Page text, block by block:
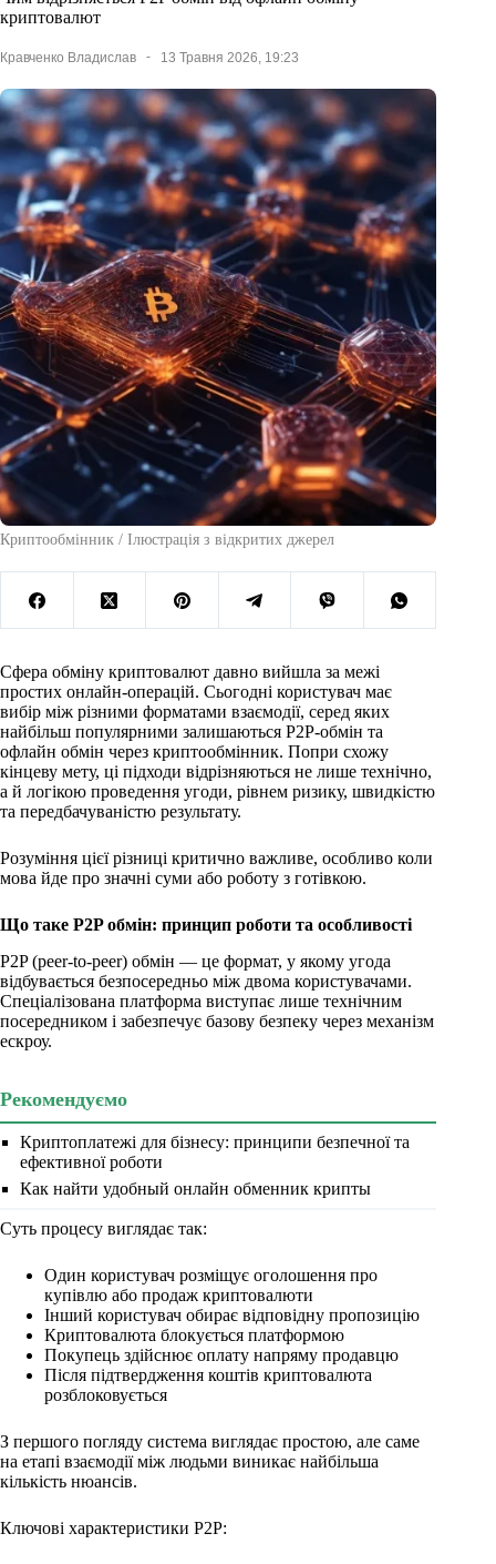
криптовалют
Кравченко Владислав 13 Травня 2026, 19:23
Криптообмінник / Ілюстрація з відкритих джерел
Сфера обміну криптовалют давно вийшла за межі
простих онлайн-операцій. Сьогодні користувач має
вибір між різними форматами взаємодії, серед яких
найбільш популярними залишаються P2P-обмін та
офлайн обмін через криптообмінник. Попри схожу
кінцеву мету, ці підходи відрізняються не лише технічно,
а й логікою проведення угоди, рівнем ризику, швидкістю
та передбачуваністю результату.
Розуміння цієї різниці критично важливе, особливо коли
мова йде про значні суми або роботу з готівкою.
Що таке P2P обмін: принцип роботи та особливості
P2P (peer-to-peer) обмін — це формат, у якому угода
відбувається безпосередньо між двома користувачами.
Спеціалізована платформа виступає лише технічним
посередником і забезпечує базову безпеку через механізм
ескроу.
Рекомендуємо
Криптоплатежі для бізнесу: принципи безпечної та
ефективної роботи
Как найти удобный онлайн обменник крипты
Суть процесу виглядає так:
Один користувач розміщує оголошення про
купівлю або продаж криптовалюти
Інший користувач обирає відповідну пропозицію
Криптовалюта блокується платформою
Покупець здійснює оплату напряму продавцю
Після підтвердження коштів криптовалюта
розблоковується
З першого погляду система виглядає простою, але саме
на етапі взаємодії між людьми виникає найбільша
кількість нюансів.
Ключові характеристики P2P: